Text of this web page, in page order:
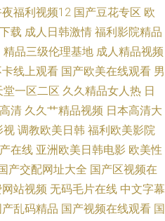
福利视频12 国产豆花专区 欧
载 成人日韩激情 福利影院精品
精品三级伦理基地 成人精品视频
线上观看 国产欧美在线观看 男
堂一区二区 久久精品女人热 日
清 久久艹精品视频 日本高清大
视 调教欧美日韩 福利欧美影院
在线 亚洲欧美日韩电影 欧美性
产交配网址大全 国产区视频在
站视频 无码毛片在线 中文字幕
产乱码精品 国产视频在线观看 国